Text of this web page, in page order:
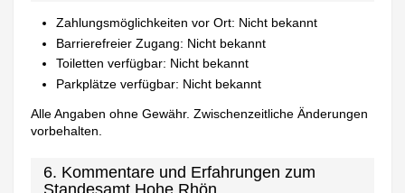
Zahlungsmöglichkeiten vor Ort: Nicht bekannt
Barrierefreier Zugang: Nicht bekannt
Toiletten verfügbar: Nicht bekannt
Parkplätze verfügbar: Nicht bekannt
Alle Angaben ohne Gewähr. Zwischenzeitliche Änderungen
vorbehalten.
6. Kommentare und Erfahrungen zum
Standesamt Hohe Rhön